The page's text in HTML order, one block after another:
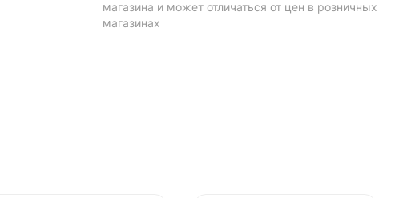
магазина и может отличаться от цен в розничных
магазинах